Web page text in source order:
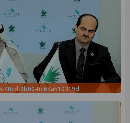
40cd-9b00-0d64a510319d